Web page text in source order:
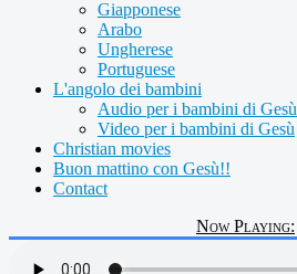
Giapponese
Arabo
Ungherese
Portuguese
L'angolo dei bambini
Audio per i bambini di Gesù
Video per i bambini di Gesù
Christian movies
Buon mattino con Gesù!!
Contact
Now Playing: